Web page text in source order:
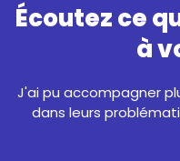
Écoutez ce
à
J'ai pu accompagner
dans leurs